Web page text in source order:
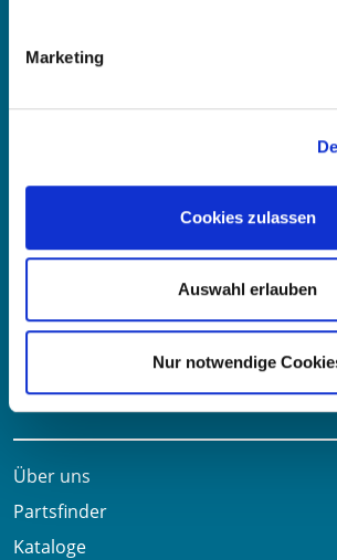
Marketing
Cookies zulassen
Auswahl erlauben
Nur notwendige
OE Germany GmbH
73730 Esslingen am Neckar​
E-Mail:info@oe-germany.de
Telefon:+49 711 6276980
+49 711 62769851
Nützliche Links
Über uns
Partsfinder
Kataloge